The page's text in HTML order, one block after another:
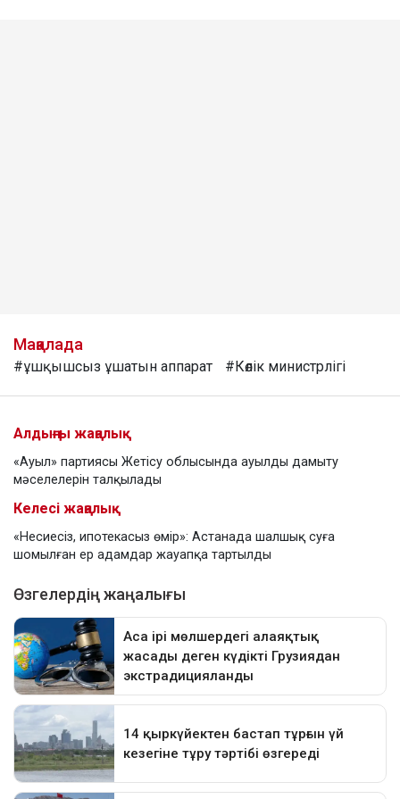
Мақалада
#ұшқышсыз ұшатын аппарат #Көлік министрлігі
Алдыңғы жаңалық
«Ауыл» партиясы Жетісу облысында ауылды дамыту
мәселелерін талқылады
Келесі жаңалық
«Несиесіз, ипотекасыз өмір»: Астанада шалшық суға
шомылған ер адамдар жауапқа тартылды